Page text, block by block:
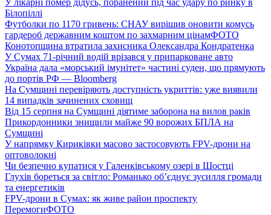
У лікарні помер дідусь, поранений під час удару по ринку в
Білопіллі
Футболки по 1170 гривень: СНАУ вирішив оновити комусь
гардероб державним коштом по захмарним цінамФОТО
Конотопщина втратила захисника Олександра Кондратенка
У Сумах 71-річний водій врізався у припарковане авто
Україна дала «морський імунітет» частині суден, що прямують
до портів РФ — Bloomberg
На Сумщині перевіряють доступність укриттів: уже виявили
14 випадків зачинених сховищ
Від 15 серпня на Сумщині діятиме заборона на вилов раків
Прикордонники знищили майже 90 ворожих БПЛА на
Сумщині
У напрямку Кириківки масово застосовують FPV-дрони на
оптоволокні
Чи безпечно купатися у Галенківському озері в Шостці
Глухів бореться за світло: Романько об’єднує зусилля громади
та енергетиків
FPV-дрони в Сумах: як живе район проспекту
ПеремогиФОТО